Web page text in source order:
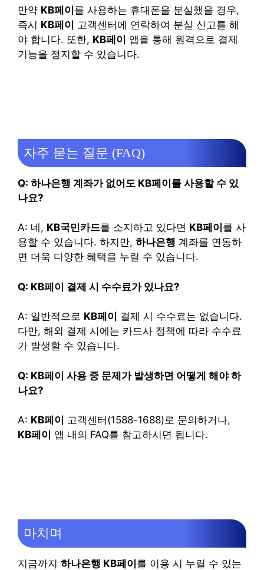
만약 KB페이 를 사용하는 휴대폰을 분실했을 경우,
즉시 KB페이
고객센터에 연락하여 분실 신고를 해
야 합니다. 또한, KB페이
앱을 통해 원격으로 결제
기능을 정지할 수 있습니다.
자주 묻는 질문 (FAQ)
Q: 하나은행 계좌가 없어도 KB페이를 사용할 수 있
나요?
A: 네, KB국민카드를 소지하고 있다면 KB페이 를 사
용할 수 있습니다. 하지만, 하나은행 계좌를 연동하
면 더욱 다양한 혜택을 누릴 수 있습니다.
Q: KB페이 결제 시 수수료가 있나요?
A: 일반적으로 KB페이
결제 시 수수료는 없습니다.
다만, 해외 결제 시에는 카드사 정책에 따라 수수료
가 발생할 수 있습니다.
Q: KB페이 사용 중 문제가 발생하면 어떻게 해야 하
나요?
A: KB페이
고객센터(1588-1688)로 문의하거나,
KB페이
앱 내의 FAQ를 참고하시면 됩니다.
마치며
지금까지 하나은행 KB페이를 이용 시 누릴 수 있는